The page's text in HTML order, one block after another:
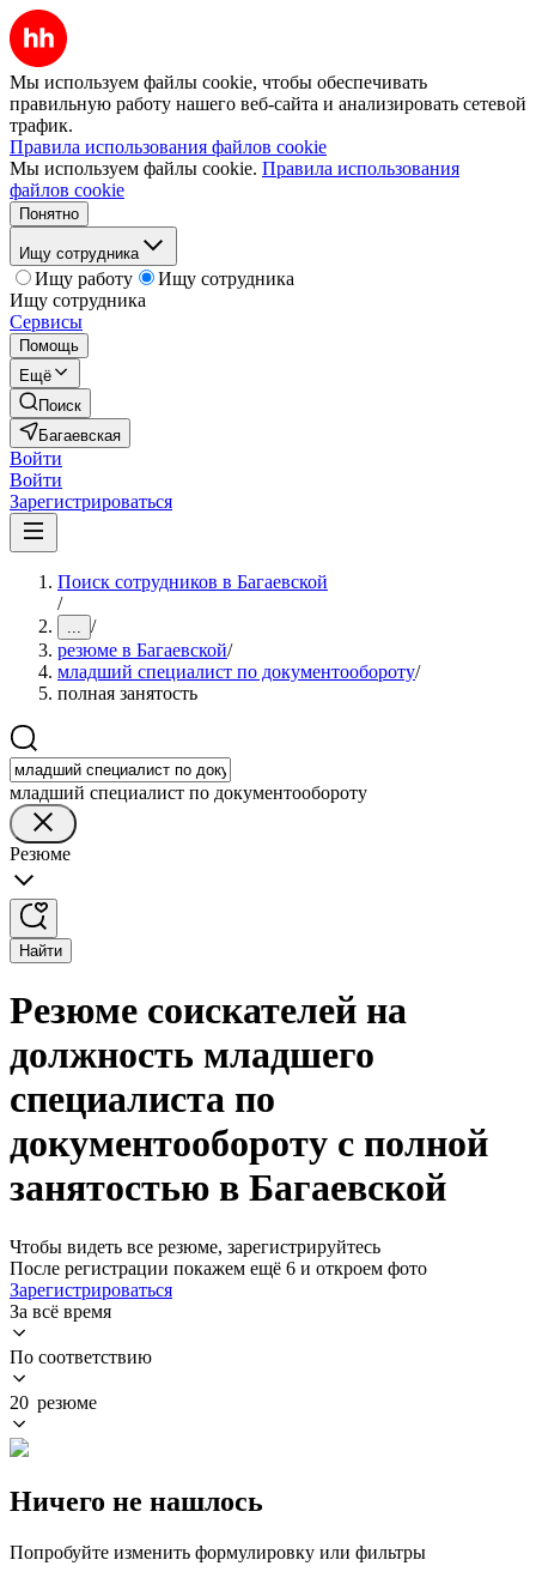
Мы используем файлы cookie, чтобы обеспечивать
правильную работу нашего веб-сайта и анализировать сетевой
трафик.
Правила использования файлов cookie
Мы используем файлы cookie. Правила использования
файлов cookie
Понятно
Ищу сотрудника
Ищу работу
Ищу сотрудника
Ищу сотрудника
Сервисы
Помощь
Ещё
Поиск
Багаевская
Войти
Войти
Зарегистрироваться
Поиск сотрудников в Багаевской
/
... /
резюме в Багаевской/
младший специалист по документообороту/
полная занятость
младший специалист по документообороту
Резюме
Найти
Резюме соискателей на
должность младшего
специалиста по
документообороту с полной
занятостью в Багаевской
Чтобы видеть все резюме, зарегистрируйтесь
После регистрации покажем ещё 6 и откроем фото
Зарегистрироваться
За всё время
По соответствию
20 резюме
Ничего не нашлось
Попробуйте изменить формулировку или фильтры